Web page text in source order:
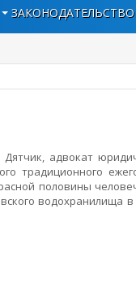
ЗАКОНОДАТЕЛЬСТВО
адвокат
традиционного
половины
водохранилища